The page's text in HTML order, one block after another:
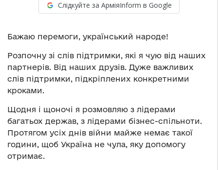
Слідкуйте за АрміяInform в Google
Бажаю перемоги, український народе!
Розпочну зі слів підтримки, які я чую від наших
партнерів. Від наших друзів. Дуже важливих
слів підтримки, підкріплених конкретними
кроками.
Щодня і щоночі я розмовляю з лідерами
багатьох держав, з лідерами бізнес-спільноти.
Протягом усіх днів війни майже немає такої
години, щоб Україна не чула, яку допомогу
отримає.